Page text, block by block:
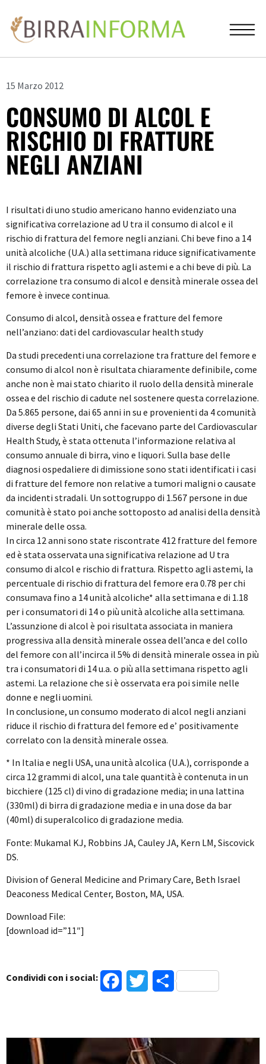
15 Marzo 2012
CONSUMO DI ALCOL E
RISCHIO DI FRATTURE
NEGLI ANZIANI
I risultati di uno studio americano hanno evidenziato una
significativa correlazione ad U tra il consumo di alcol e il
rischio di frattura del femore negli anziani. Chi beve fino a 14
unità alcoliche (U.A.) alla settimana riduce significativamente
il rischio di frattura rispetto agli astemi e a chi beve di più. La
correlazione tra consumo di alcol e densità minerale ossea del
femore è invece continua.
Consumo di alcol, densità ossea e fratture del femore
nell’anziano: dati del cardiovascular health study
Da studi precedenti una correlazione tra fratture del femore e
consumo di alcol non è risultata chiaramente definibile, come
anche non è mai stato chiarito il ruolo della densità minerale
ossea e del rischio di cadute nel sostenere questa correlazione.
Da 5.865 persone, dai 65 anni in su e provenienti da 4 comunità
diverse degli Stati Uniti, che facevano parte del Cardiovascular
Health Study, è stata ottenuta l’informazione relativa al
consumo annuale di birra, vino e liquori. Sulla base delle
diagnosi ospedaliere di dimissione sono stati identificati i casi
di fratture del femore non relative a tumori maligni o causate
da incidenti stradali. Un sottogruppo di 1.567 persone in due
comunità è stato poi anche sottoposto ad analisi della densità
minerale delle ossa.
In circa 12 anni sono state riscontrate 412 fratture del femore
ed è stata osservata una significativa relazione ad U tra
consumo di alcol e rischio di frattura. Rispetto agli astemi, la
percentuale di rischio di frattura del femore era 0.78 per chi
consumava fino a 14 unità alcoliche* alla settimana e di 1.18
per i consumatori di 14 o più unità alcoliche alla settimana.
L’assunzione di alcol è poi risultata associata in maniera
progressiva alla densità minerale ossea dell’anca e del collo
del femore con all’incirca il 5% di densità minerale ossea in più
tra i consumatori di 14 u.a. o più alla settimana rispetto agli
astemi. La relazione che si è osservata era poi simile nelle
donne e negli uomini.
In conclusione, un consumo moderato di alcol negli anziani
riduce il rischio di frattura del femore ed e’ positivamente
correlato con la densità minerale ossea.
* In Italia e negli USA, una unità alcolica (U.A.), corrisponde a
circa 12 grammi di alcol, una tale quantità è contenuta in un
bicchiere (125 cl) di vino di gradazione media; in una lattina
(330ml) di birra di gradazione media e in una dose da bar
(40ml) di superalcolico di gradazione media.
Fonte: Mukamal KJ, Robbins JA, Cauley JA, Kern LM, Siscovick
DS.
Division of General Medicine and Primary Care, Beth Israel
Deaconess Medical Center, Boston, MA, USA.
Download File:
[download id=”11″]
Condividi con i social: FacebookTwitterCondividi